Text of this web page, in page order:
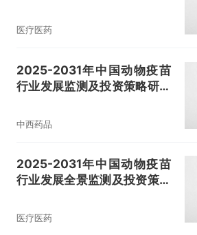
医疗医药
2025-2031年中国动物疫苗
行业发展监测及投资策略研究
中西药品
2025-2031年中国动物疫苗
行业发展全景监测及投资策略
医疗医药